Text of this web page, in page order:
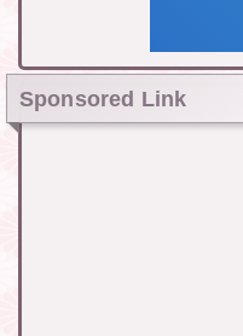
Sponsored Link